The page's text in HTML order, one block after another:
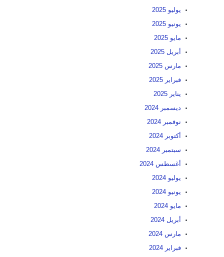
يوليو 2025
يونيو 2025
مايو 2025
أبريل 2025
مارس 2025
فبراير 2025
يناير 2025
ديسمبر 2024
نوفمبر 2024
أكتوبر 2024
سبتمبر 2024
أغسطس 2024
يوليو 2024
يونيو 2024
مايو 2024
أبريل 2024
مارس 2024
فبراير 2024